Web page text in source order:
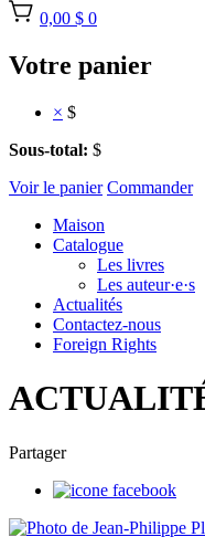
0,00 $ 0
Votre panier
× $
Sous-total: $
Voir le panier Commander
Maison
Catalogue
Les livres
Les auteur·e·s
Actualités
Contactez-nous
Foreign Rights
Partager